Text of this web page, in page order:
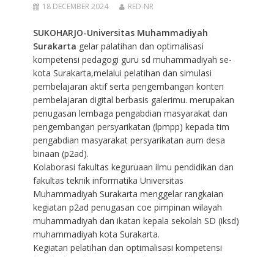
18 DECEMBER 2024 RED-NR
SUKOHARJO-Universitas Muhammadiyah
Surakarta gelar palatihan dan optimalisasi
kompetensi pedagogi guru sd muhammadiyah se-
kota Surakarta,melalui pelatihan dan simulasi
pembelajaran aktif serta pengembangan konten
pembelajaran digital berbasis galerimu. merupakan
penugasan lembaga pengabdian masyarakat dan
pengembangan persyarikatan (lpmpp) kepada tim
pengabdian masyarakat persyarikatan aum desa
binaan (p2ad).
Kolaborasi fakultas keguruaan ilmu pendidikan dan
fakultas teknik informatika Universitas
Muhammadiyah Surakarta menggelar rangkaian
kegiatan p2ad penugasan coe pimpinan wilayah
muhammadiyah dan ikatan kepala sekolah SD (iksd)
muhammadiyah kota Surakarta.
Kegiatan pelatihan dan optimalisasi kompetensi